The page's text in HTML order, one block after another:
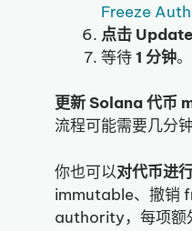
Freeze
点击
等待1 分钟。
更新 Solana 代币
流程可能需要几分钟
你也可以对代币进
immutable、撤销
authority，每项额